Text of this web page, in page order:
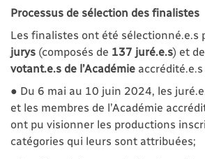
Processus de sélection des finalistes
Les finalistes ont été sélectionné.e.s
jurys (composés de 137 juré.e.s) et
votant.e.s de l’Académie
● Du 6 mai au 10 juin 2024, les
et les membres de l’Académie
ont pu visionner les productions
catégories qui leurs sont attribuées;